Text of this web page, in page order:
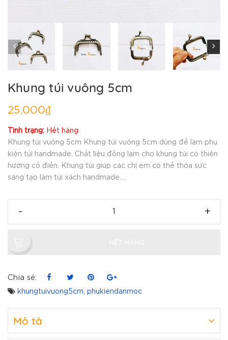
Khung túi vuông 5cm
25.000₫
Tình trạng: Hết hàng
Khung túi vuông 5cm Khung túi vuông 5cm dùng để làm phụ
kiện túi handmade. Chất liệu đồng làm cho khung túi có thiên
hướng cổ điển. Khung túi giúp các chị em có thể thỏa sức
sáng tạo làm túi xách handmade....
- +
Chia sẻ:
khungtuivuong5cm phukiendanmoc
Mô tả